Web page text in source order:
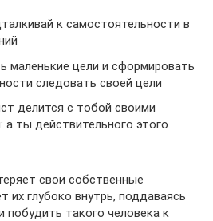
к самостоятельности в
маленькие цели и сформировать
следовать своей цели
делится с тобой своими
а ты действительного этого
свои собственные
их глубоко внутрь, поддаваясь
такого человека к